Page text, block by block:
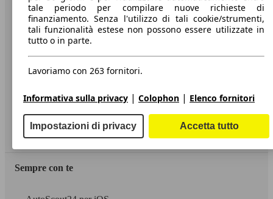
Media
Condizioni generali
Informazioni
Privacy
Servizi
Area rivenditori
Sempre con te
tale periodo per compilare nuove richieste di
finanziamento. Senza l'utilizzo di tali cookie/strumenti,
tali funzionalità estese non possono essere utilizzate in
tutto o in parte.
Lavoriamo con 263 fornitori.
Informativa sulla privacy | Colophon | Elenco fornitori
Impostazioni di privacy Accetta tutto